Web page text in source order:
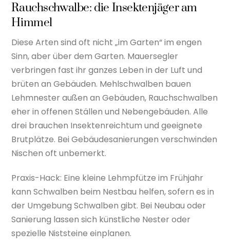
Rauchschwalbe: die Insektenjäger am
Himmel
Diese Arten sind oft nicht „im Garten“ im engen
Sinn, aber über dem Garten. Mauersegler
verbringen fast ihr ganzes Leben in der Luft und
brüten an Gebäuden. Mehlschwalben bauen
Lehmnester außen an Gebäuden, Rauchschwalben
eher in offenen Ställen und Nebengebäuden. Alle
drei brauchen Insektenreichtum und geeignete
Brutplätze. Bei Gebäudesanierungen verschwinden
Nischen oft unbemerkt.
Praxis-Hack: Eine kleine Lehmpfütze im Frühjahr
kann Schwalben beim Nestbau helfen, sofern es in
der Umgebung Schwalben gibt. Bei Neubau oder
Sanierung lassen sich künstliche Nester oder
spezielle Niststeine einplanen.